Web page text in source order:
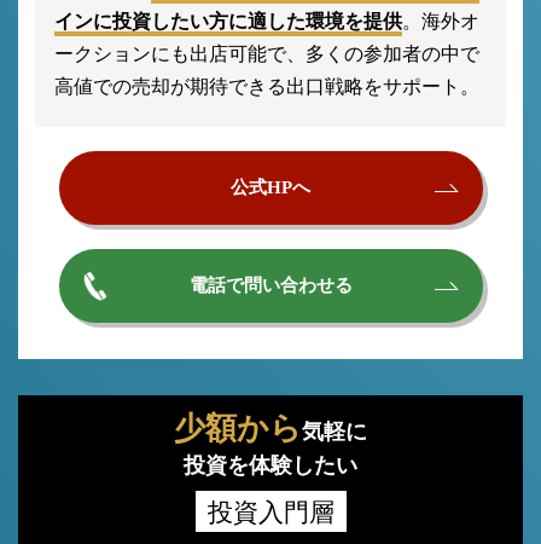
インに投資したい方に適した環境を提供。海外オ
ークションにも出店可能で、多くの参加者の中で
高値での売却が期待できる出口戦略をサポート。
公式HPへ
電話で問い合わせる
少額から 気軽に
投資を体験したい
投資入門層